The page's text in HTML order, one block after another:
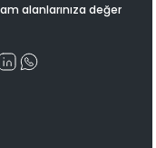
alanlarınıza değer